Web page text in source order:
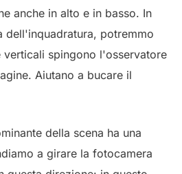
anche in alto e in basso. In
dell'inquadratura, potremmo
verticali spingono l'osservatore
Aiutano a bucare il
della scena ha una
a girare la fotocamera